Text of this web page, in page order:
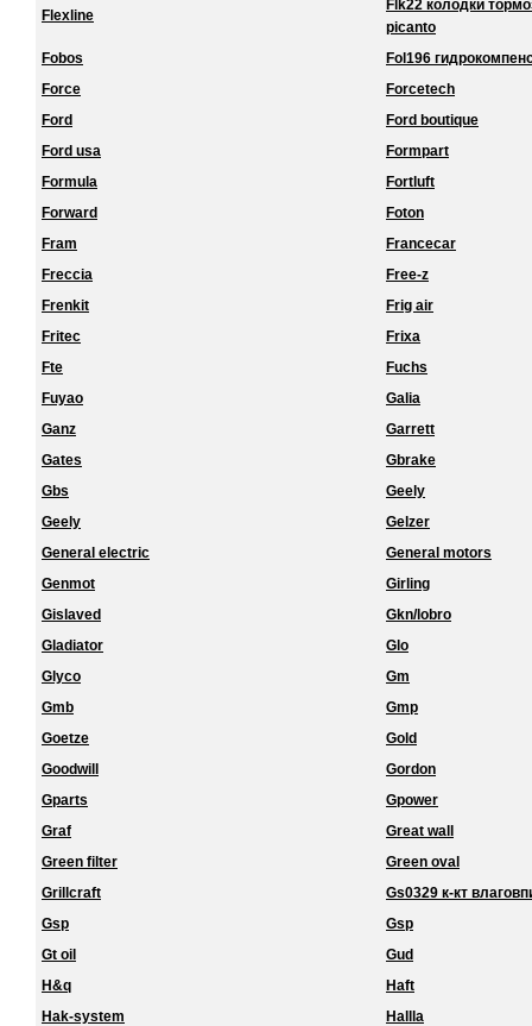
Flexline
Flk22 колодки
picanto
Fobos
Fol196
Force
Forcetech
Ford
Ford boutique
Ford usa
Formpart
Formula
Fortluft
Forward
Foton
Fram
Francecar
Freccia
Free-z
Frenkit
Frig air
Fritec
Frixa
Fte
Fuchs
Fuyao
Galia
Ganz
Garrett
Gates
Gbrake
Gbs
Geely
Geely
Gelzer
General electric
General motors
Genmot
Girling
Gislaved
Gkn/lobro
Gladiator
Glo
Glyco
Gm
Gmb
Gmp
Goetze
Gold
Goodwill
Gordon
Gparts
Gpower
Graf
Great wall
Green filter
Green oval
Grillcraft
Gs0329 к-кт
Gsp
Gsp
Gt oil
Gud
H&q
Haft
Hak-system
Hallla